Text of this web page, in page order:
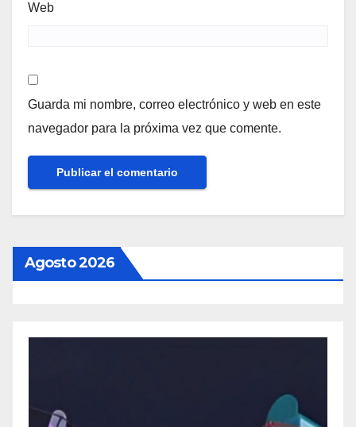
Web
Guarda mi nombre, correo electrónico y web en este
navegador para la próxima vez que comente.
Agosto 2026